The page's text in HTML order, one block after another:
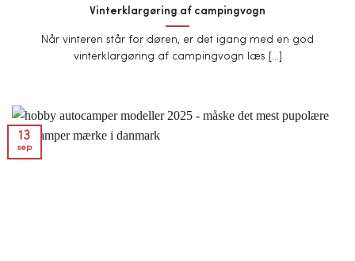
Vinterklargøring af campingvogn
Når vinteren står for døren, er det igang med en god
vinterklargøring af campingvogn læs [...]
13
sep